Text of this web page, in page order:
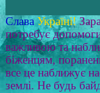
Слава Україні!
потребує
важливою та
біженцям,
все це наближує
землі. Не будь